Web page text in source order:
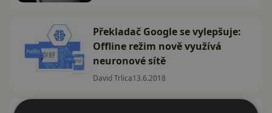
Překladač Google se vylepšuje:
Offline režim nově využívá
neuronové sítě
David Trlica13.6.2018